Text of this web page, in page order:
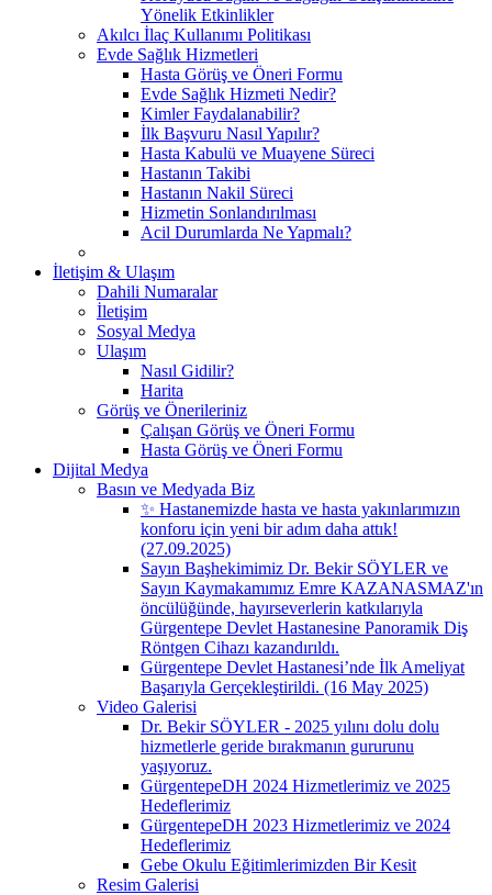
Yönelik Etkinlikler
Akılcı İlaç Kullanımı Politikası
Evde Sağlık Hizmetleri
Hasta Görüş ve Öneri Formu
Evde Sağlık Hizmeti Nedir?
Kimler Faydalanabilir?
İlk Başvuru Nasıl Yapılır?
Hasta Kabulü ve Muayene Süreci
Hastanın Takibi
Hastanın Nakil Süreci
Hizmetin Sonlandırılması
Acil Durumlarda Ne Yapmalı?
İletişim & Ulaşım
Dahili Numaralar
İletişim
Sosyal Medya
Ulaşım
Nasıl Gidilir?
Harita
Görüş ve Önerileriniz
Çalışan Görüş ve Öneri Formu
Hasta Görüş ve Öneri Formu
Dijital Medya
Basın ve Medyada Biz
✨ Hastanemizde hasta ve hasta yakınlarımızın
konforu için yeni bir adım daha attık!
(27.09.2025)
Sayın Başhekimimiz Dr. Bekir SÖYLER ve
Sayın Kaymakamımız Emre KAZANASMAZ'ın
öncülüğünde, hayırseverlerin katkılarıyla
Gürgentepe Devlet Hastanesine Panoramik Diş
Röntgen Cihazı kazandırıldı.
Gürgentepe Devlet Hastanesi’nde İlk Ameliyat
Başarıyla Gerçekleştirildi. (16 May 2025)
Video Galerisi
Dr. Bekir SÖYLER - 2025 yılını dolu dolu
hizmetlerle geride bırakmanın gururunu
yaşıyoruz.
GürgentepeDH 2024 Hizmetlerimiz ve 2025
Hedeflerimiz
GürgentepeDH 2023 Hizmetlerimiz ve 2024
Hedeflerimiz
Gebe Okulu Eğitimlerimizden Bir Kesit
Resim Galerisi